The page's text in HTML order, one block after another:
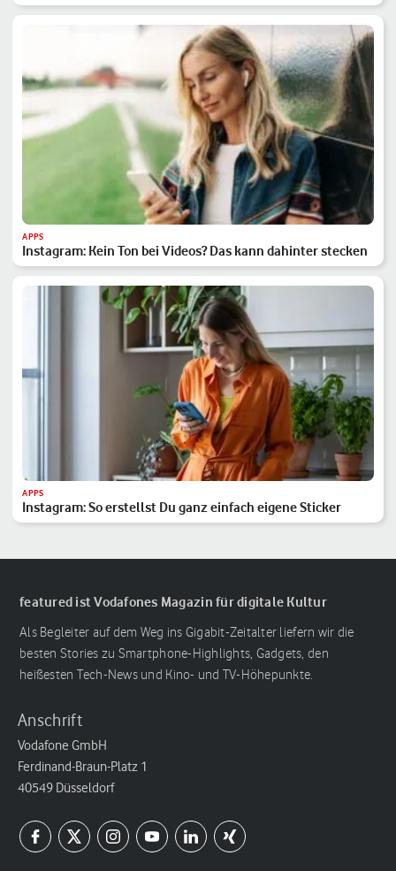
APPS
Instagram: Kein Ton bei Videos? Das kann dahinter stecken
APPS
Instagram: So erstellst Du ganz einfach eigene Sticker
featured ist Vodafones Magazin für digitale Kultur
Als Begleiter auf dem Weg ins Gigabit-Zeitalter liefern wir die
besten Stories zu Smartphone-Highlights, Gadgets, den
heißesten Tech-News und Kino- und TV-Höhepunkte.
Anschrift
Vodafone GmbH
Ferdinand-Braun-Platz 1
40549 Düsseldorf